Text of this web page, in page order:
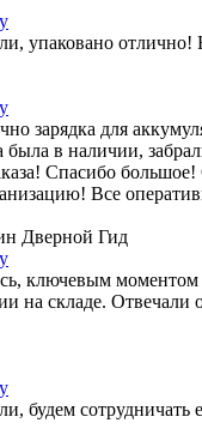
упаковано отлично!
зарядка для
была в наличии,
Спасибо
Все
Дверной Гид
ключевым
на складе. Отвечали
будем сотрудничать